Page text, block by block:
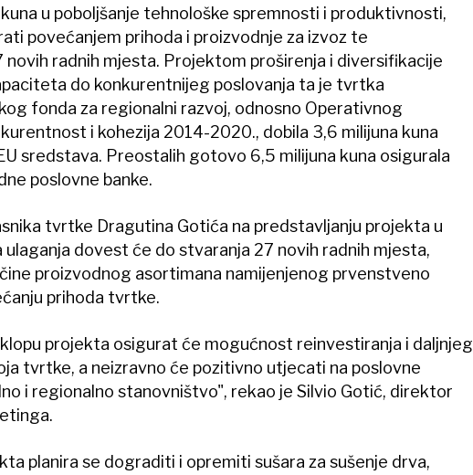
u poboljšanje tehnološke spremnosti i produktivnosti,
povećanjem prihoda i proizvodnje za izvoz te
novih radnih mjesta. Projektom proširenja i diversifikacije
do konkurentnijeg poslovanja ta je tvrtka
fonda za regionalni razvoj, odnosno Operativnog
i kohezija 2014-2020., dobila 3,6 milijuna kuna
sredstava. Preostalih gotovo 6,5 milijuna kuna osigurala
poslovne banke.
tvrtke Dragutina Gotića na predstavljanju projekta u
ulaganja dovest će do stvaranja 27 novih radnih mjesta,
proizvodnog asortimana namijenjenog prvenstveno
prihoda tvrtke.
projekta osigurat će mogućnost reinvestiranja i daljnjeg
tvrtke, a neizravno će pozitivno utjecati na poslovne
i regionalno stanovništvo", rekao je Silvio Gotić, direktor
planira se dograditi i opremiti sušara za sušenje drva,